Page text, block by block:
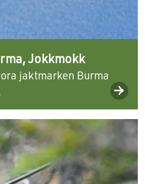
Jokkmokk
jaktmarken Burma